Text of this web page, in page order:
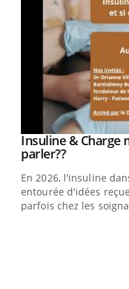
Youtube
Insuline & Charge
parler??Youtube
En 2026, l'insuline
entourée d'idées
parfois chez les